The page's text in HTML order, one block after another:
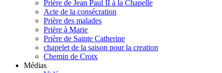
Prière de Jean Paul II à la Chapelle
Acte de la consécration
Prière des malades
Prière à Marie
Prière de Sainte Catherine
chapelet de la saison pour la creation
Chemin de Croix
Médias